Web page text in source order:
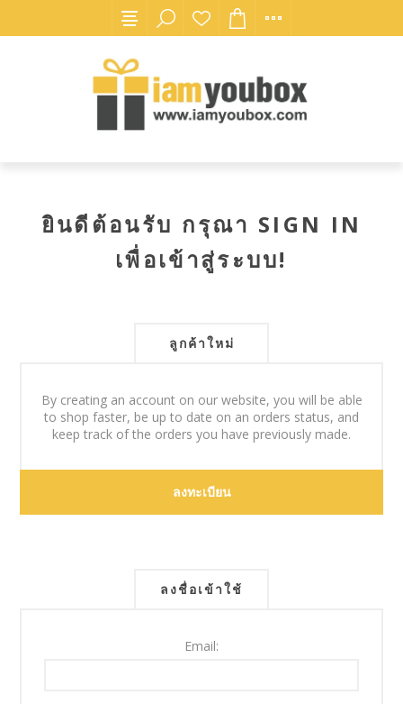
ยินดีต้อนรับ กรุณา SIGN IN
เพื่อเข้าสู่ระบบ!
ลูกค้าใหม่
By creating an account on our website, you will be able
to shop faster, be up to date on an orders status, and
keep track of the orders you have previously made.
ลงชื่อเข้าใช้
Email: